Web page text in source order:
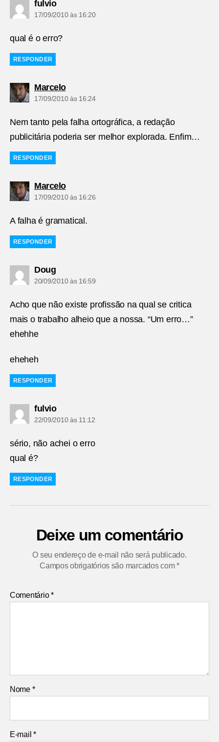
fulviodiz:
17/09/2010 às 16:20
qual é o erro?
RESPONDER
Marcelodiz:
17/09/2010 às 16:24
Nem tanto pela falha ortográfica, a redação
publicitária poderia ser melhor explorada. Enfim…
RESPONDER
Marcelodiz:
17/09/2010 às 16:26
A falha é gramatical.
RESPONDER
Dougdiz:
20/09/2010 às 16:59
Acho que não existe profissão na qual se critica
mais o trabalho alheio que a nossa. “Um erro…”
ehehhe
eheheh
RESPONDER
fulviodiz:
22/09/2010 às 11:12
sério, não achei o erro
qual é?
RESPONDER
Deixe um comentário
O seu endereço de e-mail não será publicado.
Campos obrigatórios são marcados com*
Comentário*
Nome *
E-mail*